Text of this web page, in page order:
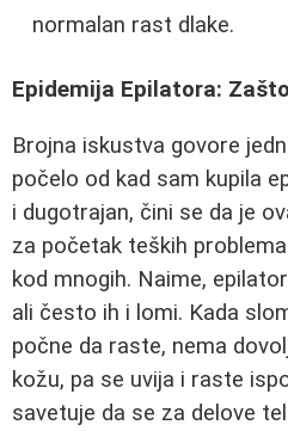
normalan rast dlake.
Epidemija Epilatora:
Brojna iskustva govore
počelo od kad sam kupila
i dugotrajan, čini se da je
za početak teških
kod mnogih. Naime,
ali često ih i lomi. Kada
počne da raste, nema
kožu, pa se uvija i raste
savetuje da se za delove